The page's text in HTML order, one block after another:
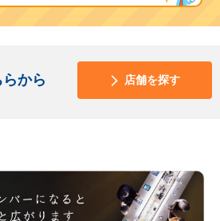
から 店舗を探す